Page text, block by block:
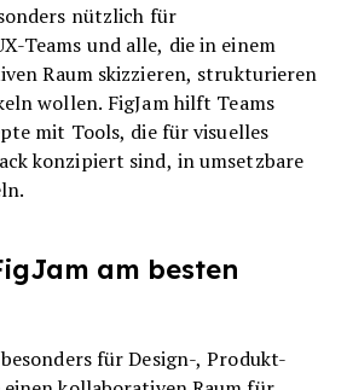
nützlich für
Teams und alle, die in einem
Raum skizzieren, strukturieren
wollen. FigJam hilft Teams
mit Tools, die für visuelles
konzipiert sind, in umsetzbare
am besten
für Design-, Produkt-